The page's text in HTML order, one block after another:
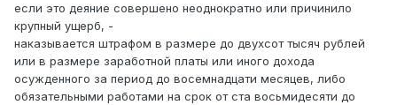
если это деяние совершено неоднократно или причинило
крупный ущерб, -
наказывается штрафом в размере до двухсот тысяч рублей
или в размере заработной платы или иного дохода
осужденного за период до восемнадцати месяцев, либо
обязательными работами на срок от ста восьмидесяти до